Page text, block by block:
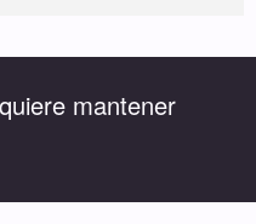
mantener